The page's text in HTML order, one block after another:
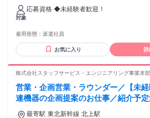
福利厚生サービスを導入しています。 詳細
払い特設ページをご確認ください。 ※速払いサービスの利用
ざいます。 ※利用できるタイミングはご就
対象
応募資格 ◆未経験者歓迎！
雇用形態： 派遣社員
お気に入り 詳
株式会社スタッフサービス・エンジニアリング事業本
営業・企画営業・ラウンダー／【未
連機器の企画提案のお仕事／紹介予
最寄駅 東北新幹線 北上駅